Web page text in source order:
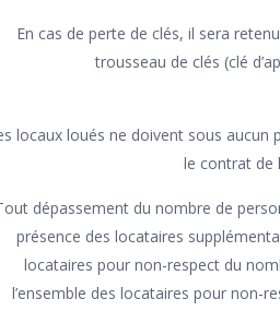
En cas de perte de clés, il sera
trousseau de clés (clé
locaux loués ne doivent sous aucun
le contrat de
dépassement du nombre de
présence des locataires
locataires pour non-respect du
l’ensemble des locataires pour non-